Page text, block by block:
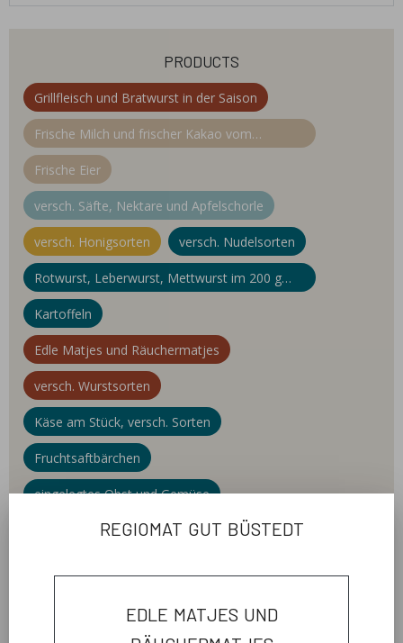
products
Grillfleisch und Bratwurst in der Saison
Frische Milch und frischer Kakao vom
Milchhof Gehrke
Frische Eier
versch. Säfte, Nektare und Apfelschorle
versch. Honigsorten versch. Nudelsorten
Rotwurst, Leberwurst, Mettwurst im 200 g
Glas
Kartoffeln
Edle Matjes und Räuchermatjes
versch. Wurstsorten
Käse am Stück, versch. Sorten
Fruchtsaftbärchen
eingelegtes Obst und Gemüse
Fruchtaufstrich
welcome
regiomat gut büstedt
edle matjes und